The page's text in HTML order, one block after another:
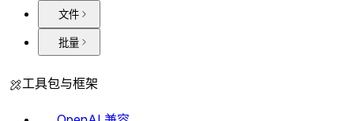
文件
批量
工具包与框架